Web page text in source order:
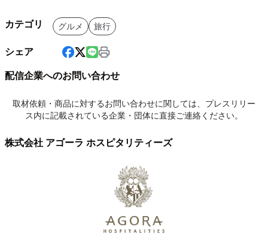
カテゴリ グルメ 旅行
シェア
配信企業へのお問い合わせ
取材依頼・商品に対するお問い合わせに関しては、プレスリリー
ス内に記載されている企業・団体に直接ご連絡ください。
株式会社 アゴーラ ホスピタリティーズ